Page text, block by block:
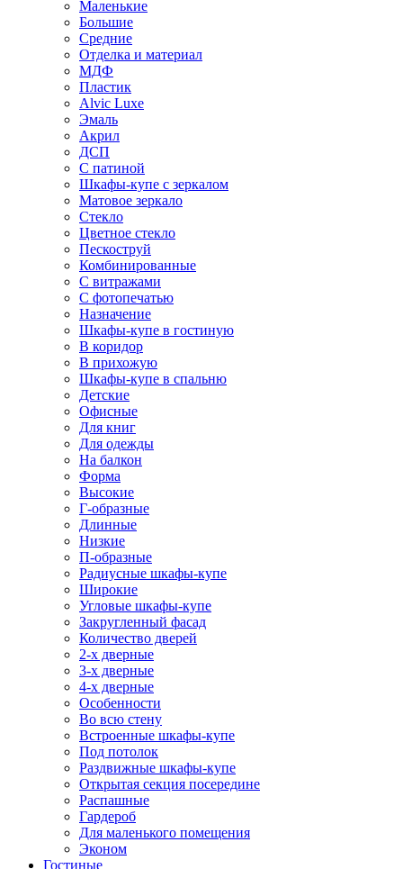
Маленькие
Большие
Средние
Отделка и материал
МДФ
Пластик
Alvic Luxe
Эмаль
Акрил
ДСП
С патиной
Шкафы-купе с зеркалом
Матовое зеркало
Стекло
Цветное стекло
Пескоструй
Комбинированные
С витражами
С фотопечатью
Назначение
Шкафы-купе в гостиную
В коридор
В прихожую
Шкафы-купе в спальню
Детские
Офисные
Для книг
Для одежды
На балкон
Форма
Высокие
Г-образные
Длинные
Низкие
П-образные
Радиусные шкафы-купе
Широкие
Угловые шкафы-купе
Закругленный фасад
Количество дверей
2-х дверные
3-х дверные
4-х дверные
Особенности
Во всю стену
Встроенные шкафы-купе
Под потолок
Раздвижные шкафы-купе
Открытая секция посередине
Распашные
Гардероб
Для маленького помещения
Эконом
Гостиные